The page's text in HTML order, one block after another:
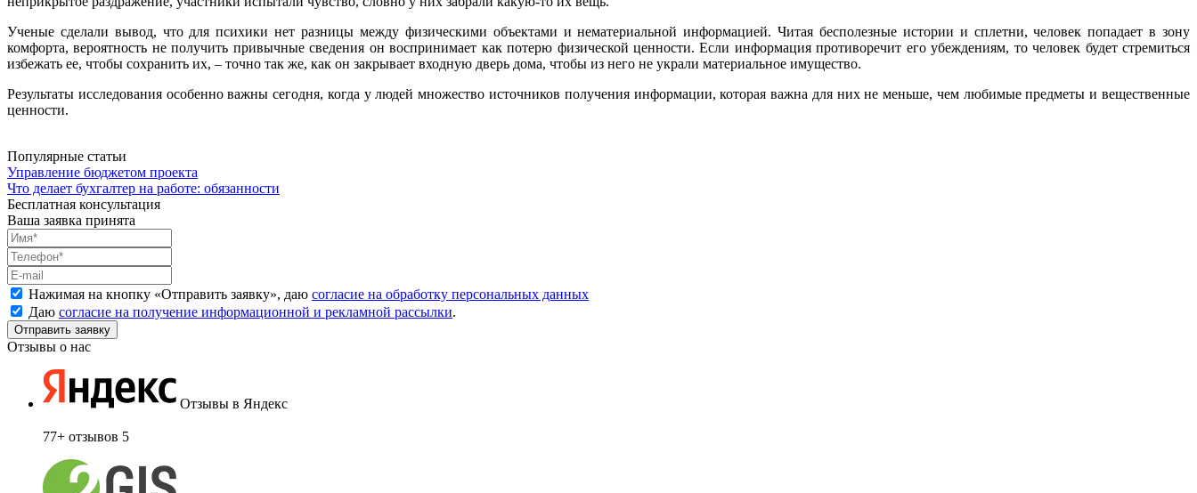
Ученые сделали вывод, что для психики нет разницы между физическими объектами и нематериальной информацией. Читая бесполезные истории и сплетни, человек попадает в зону
комфорта, вероятность не получить привычные сведения он воспринимает как потерю физической ценности. Если информация противоречит его убеждениям, то человек будет стремиться
избежать ее, чтобы сохранить их, – точно так же, как он закрывает входную дверь дома, чтобы из него не украли материальное имущество.
Результаты исследования особенно важны сегодня, когда у людей множество источников получения информации, которая важна для них не меньше, чем любимые предметы и вещественные
ценности.
Популярные статьи
Управление бюджетом проекта
Что делает бухгалтер на работе: обязанности
Бесплатная консультация
Ваша заявка принята
Нажимая на кнопку «Отправить заявку», даю согласие на обработку персональных данных
Даю согласие на получение информационной и рекламной рассылки.
Отзывы о нас
Отзывы в Яндекс
77+ отзывов 5